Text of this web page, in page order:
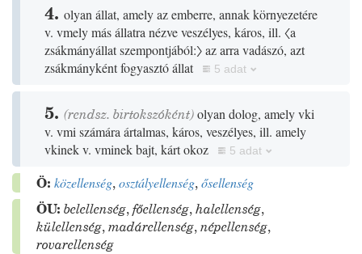
4. olyan állat, amely az emberre, annak környezetére
v. vmely más állatra nézve veszélyes, káros, ill. 〈a
zsákmányállat szempontjából:〉az arra vadászó, azt
zsákmányként fogyasztó állat
5 adat
5. (rendsz. birtokszóként)olyan dolog, amely vki
v. vmi számára ártalmas, káros, veszélyes, ill. amely
vkinek v. vminek bajt, kárt okoz
5 adat
Ö: közellenség,osztályellenség,ősellenség
ÖU: belellenség,főellenség,halellenség,
külellenség,madárellenség,népellenség,
rovarellenség